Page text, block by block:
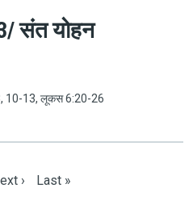
संत योहन
10-13, लूकस 6:20-26
page
› Last page
Last »